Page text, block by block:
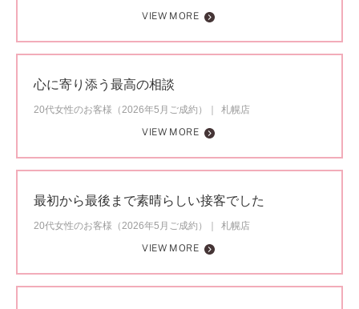
VIEW MORE
心に寄り添う最高の相談
20代女性のお客様（2026年5月ご成約）
札幌店
VIEW MORE
最初から最後まで素晴らしい接客でした
20代女性のお客様（2026年5月ご成約）
札幌店
VIEW MORE